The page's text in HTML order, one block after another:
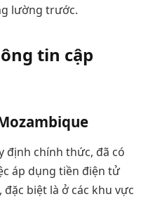
lường trước.
tin cập
định chính thức, đã có
áp dụng tiền điện tử
biệt là ở các khu vực